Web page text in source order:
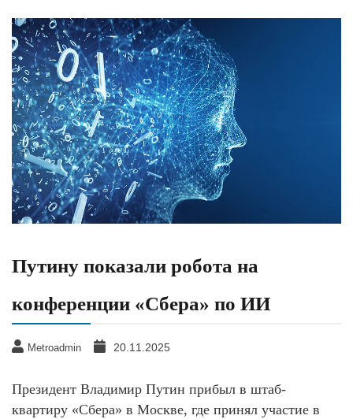
Путину показали робота на
конференции «Сбера» по ИИ
Metroadmin 20.11.2025
Президент Владимир Путин прибыл в штаб-
квартиру «Сбера» в Москве, где принял участие в